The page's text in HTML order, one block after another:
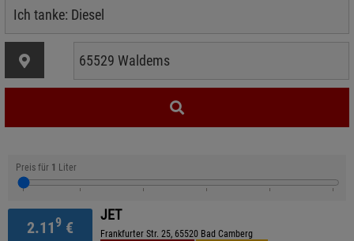
Preis für 1 Liter
2.119 €
JET
Frankfurter Str. 25, 65520 Bad Camberg